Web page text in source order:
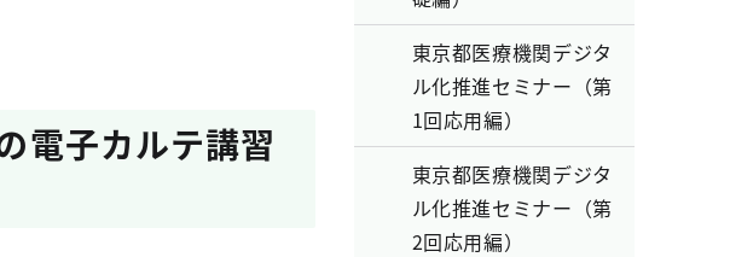
電子カルテ講習
東京都医療機関デジタ
ル化推進セミナー（第
1回応用編）
東京都医療機関デジタ
ル化推進セミナー（第
2回応用編）